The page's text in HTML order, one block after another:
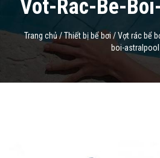
Vot-Rac-Be-
Trang chủ/Thiết bị bể bơi/Vợt rác bể
boi-astralpool